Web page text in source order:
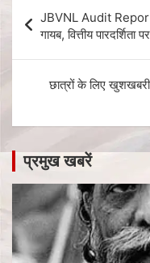
JBVNL Audit Report
गायब, वित्तीय पारदर्शिता
छात्रों के लिए
प्रमुख खबरें